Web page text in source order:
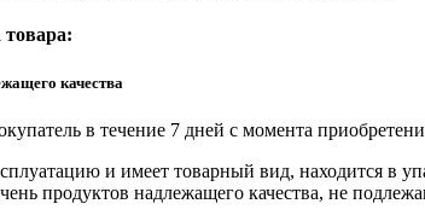
товара:
качества
в течение 7 дней с момента
и имеет товарный вид, находится в
продуктов надлежащего качества, не